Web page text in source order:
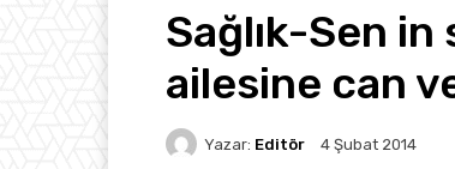
Sağlık-Sen
ailesine can
Yazar: Editör 4 Şubat 2014